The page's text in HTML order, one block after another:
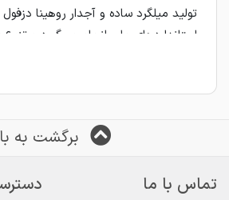
تولید میلگرد ساده و آجدار روهینا
استانداردهای ملی انجام می‌گیرد و تنوع
محصولات، امکان استفاده در بخش‌های
مهم‌ترین ویژگی‌های میلگردهای روهینا
کاربردهای میلگرد ساده و
دزفول
برگشت به
تماس با ما